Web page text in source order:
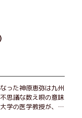
った神原恵弥は九州
思議な数え唄の意味
学の医学教授が、米